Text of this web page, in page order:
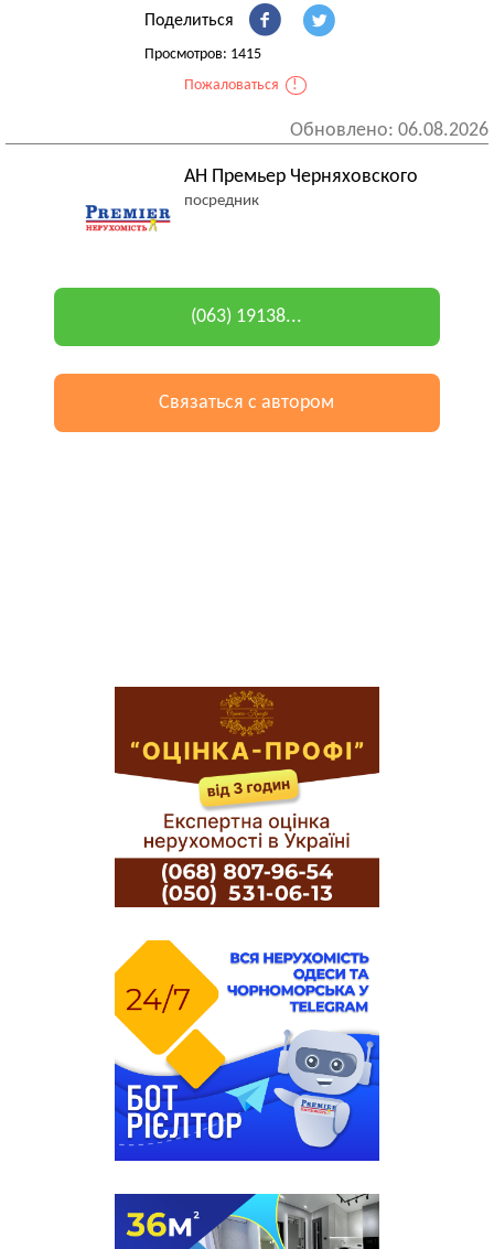
Поделиться
Просмотров: 1415
Пожаловаться
!
Обновлено: 06.08.2026
АН Премьер Черняховского
посредник
(063) 19138...
Связаться с автором